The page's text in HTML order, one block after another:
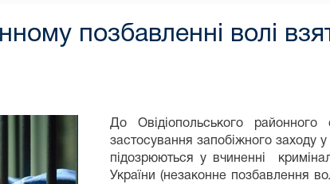
позбавленні волі
До Овідіопольського
застосування запобіжного заходу
підозрюються у вчиненні
України (незаконне позбавлення